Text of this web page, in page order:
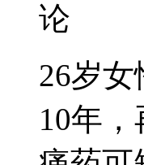
论
26岁
10年